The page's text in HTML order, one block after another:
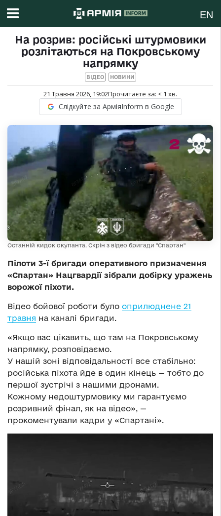
EN
На розрив: російські штурмовики
розлітаються на Покровському
напрямку
ВІДЕО НОВИНИ
21 Травня 2026, 19:02Прочитаєте за: < 1 хв.
Слідкуйте за АрміяInform в Google
Останній кидок окупанта. Скрін з відео бригади "Спартан"
Пілоти 3-ї бригади оперативного призначення
«Спартан» Нацгвардії зібрали добірку уражень
ворожої піхоти.
Відео бойової роботи було оприлюднене 21
травня на каналі бригади.
​«​Якщо вас цікавить, що там на Покровському
напрямку, розповідаємо.
​У нашій зоні відповідальності все стабільно:
російська піхота йде в один кінець — тобто до
першої зустрічі з нашими дронами.
Кожному недоштурмовику ми гарантуємо
розривний фінал, як на відео», —
прокоментували кадри у «Спартані».